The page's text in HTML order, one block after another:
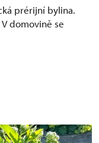
prérijní bylina.
domovině se